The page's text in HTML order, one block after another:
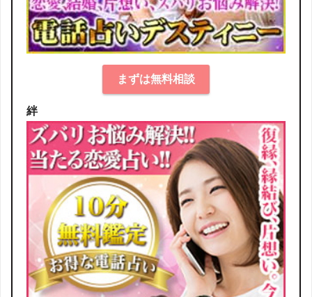
まずは無料相談
絆